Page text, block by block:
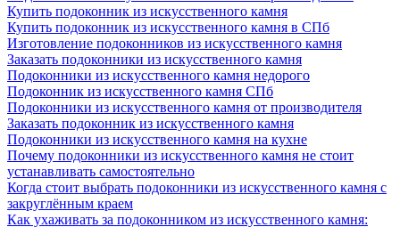
Купить подоконник из искусственного камня
Купить подоконник из искусственного камня в СПб
Изготовление подоконников из искусственного камня
Заказать подоконники из искусственного камня
Подоконники из искусственного камня недорого
Подоконник из искусственного камня СПб
Подоконники из искусственного камня от производителя
Заказать подоконник из искусственного камня
Подоконники из искусственного камня на кухне
Почему подоконники из искусственного камня не стоит
устанавливать самостоятельно
Когда стоит выбрать подоконники из искусственного камня с
закруглённым краем
Как ухаживать за подоконником из искусственного камня: